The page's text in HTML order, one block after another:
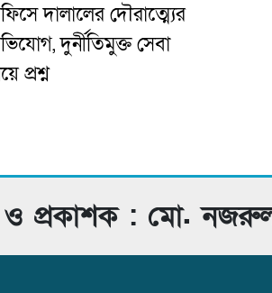
দালালের দৌরাত্ম্যের
দুর্নীতিমুক্ত সেবা
প্রশ্ন
ও প্রকাশক : মো.